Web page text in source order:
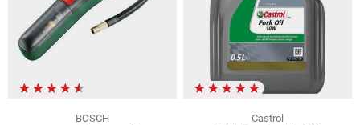
BOSCH
Castrol